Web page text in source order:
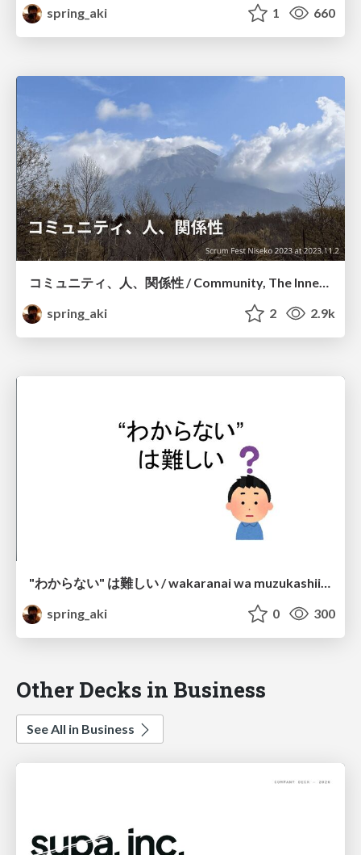
spring_aki
1 660
コミュニティ、人、関係性 / Community, The Inner World, Relationships
spring_aki
2 2.9k
"わからない" は難しい / wakaranai wa muzukashii / I know that I know nothing
spring_aki
0 300
Other Decks in Business
See All in Business